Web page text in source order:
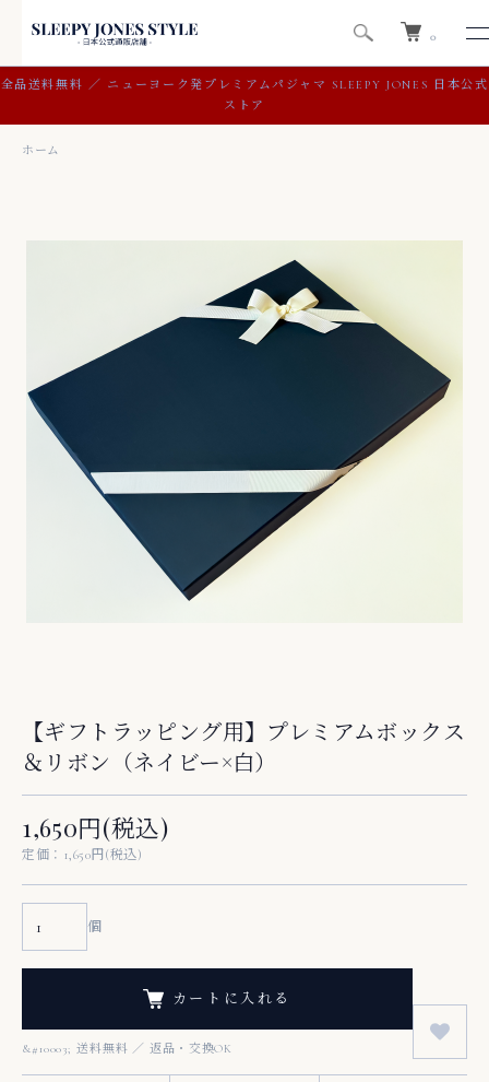
0
全品送料無料 ／ ニューヨーク発プレミアムパジャマ SLEEPY JONES 日本公式
ストア
ホーム
【ギフトラッピング用】プレミアムボックス
＆リボン（ネイビー×白）
1,650円(税込)
定価：1,650円(税込)
個
カートに入れる